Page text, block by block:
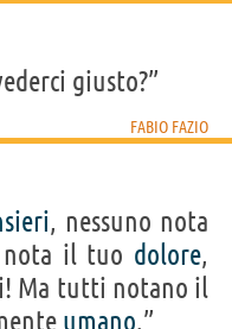
giusto?”
FABIO FAZIO
, nessuno nota
nota il tuo dolore,
Ma tutti notano il
umano.”